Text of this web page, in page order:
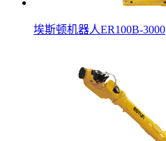
埃斯顿机器人ER100B-3000